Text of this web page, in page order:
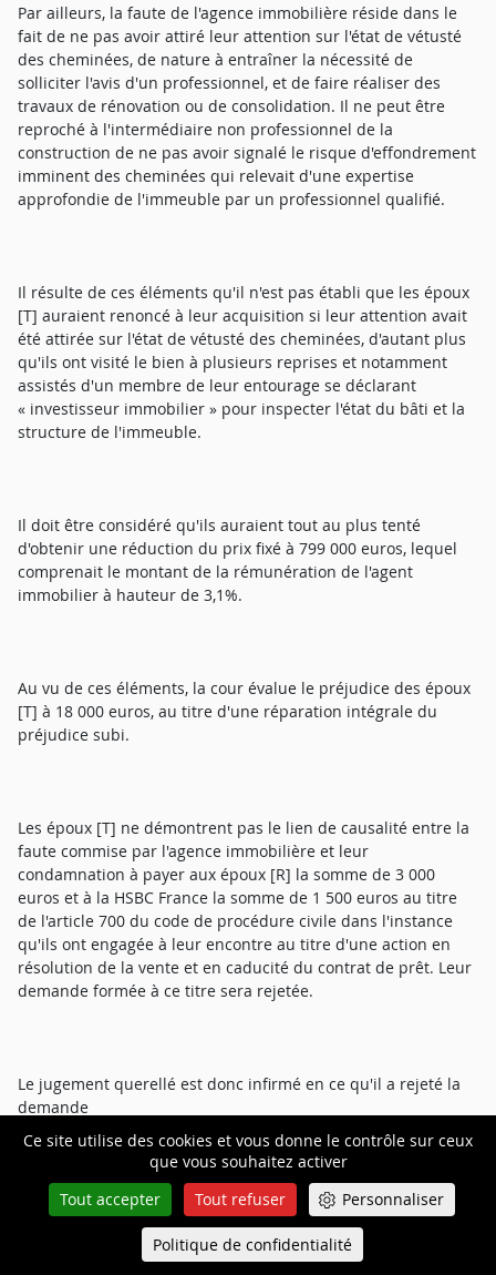
Ce site utilise des cookies et vous donne le contrôle sur ceux
que vous souhaitez activer
Tout accepter
Tout refuser Personnaliser
Politique de confidentialité
Par ailleurs, la faute de l'agence immobilière réside dans le
fait de ne pas avoir attiré leur attention sur l'état de vétusté
des cheminées, de nature à entraîner la nécessité de
solliciter l'avis d'un professionnel, et de faire réaliser des
travaux de rénovation ou de consolidation. Il ne peut être
reproché à l'intermédiaire non professionnel de la
construction de ne pas avoir signalé le risque d'effondrement
imminent des cheminées qui relevait d'une expertise
approfondie de l'immeuble par un professionnel qualifié.
Il résulte de ces éléments qu'il n'est pas établi que les époux
[T] auraient renoncé à leur acquisition si leur attention avait
été attirée sur l'état de vétusté des cheminées, d'autant plus
qu'ils ont visité le bien à plusieurs reprises et notamment
assistés d'un membre de leur entourage se déclarant
« investisseur immobilier » pour inspecter l'état du bâti et la
structure de l'immeuble.
Il doit être considéré qu'ils auraient tout au plus tenté
d'obtenir une réduction du prix fixé à 799 000 euros, lequel
comprenait le montant de la rémunération de l'agent
immobilier à hauteur de 3,1%.
Au vu de ces éléments, la cour évalue le préjudice des époux
[T] à 18 000 euros, au titre d'une réparation intégrale du
préjudice subi.
Les époux [T] ne démontrent pas le lien de causalité entre la
faute commise par l'agence immobilière et leur
condamnation à payer aux époux [R] la somme de 3 000
euros et à la HSBC France la somme de 1 500 euros au titre
de l'article 700 du code de procédure civile dans l'instance
qu'ils ont engagée à leur encontre au titre d'une action en
résolution de la vente et en caducité du contrat de prêt. Leur
demande formée à ce titre sera rejetée.
Le jugement querellé est donc infirmé en ce qu'il a rejeté la
demande
indemnitaire des époux [T].
Sur les dépens et les frais irrépétibles de l'article 700 du code
de procédure civile :
Queue-Fair